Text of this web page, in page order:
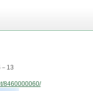
13
8460000060/